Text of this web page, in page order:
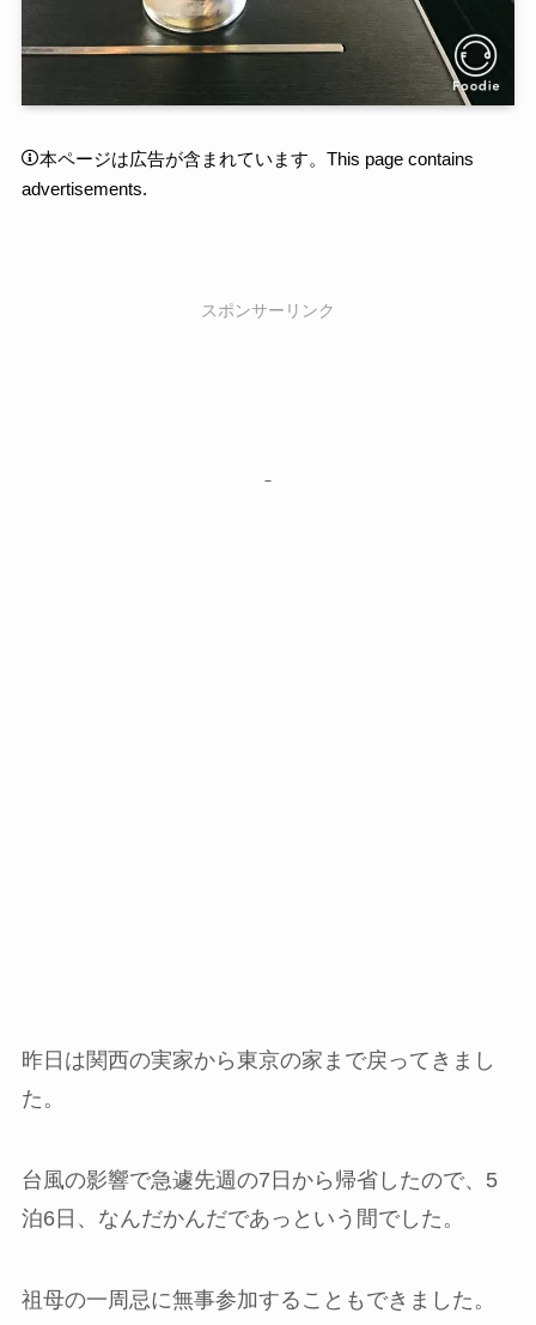
本ページは広告が含まれています。This page contains
advertisements.
スポンサーリンク
昨日は関西の実家から東京の家まで戻ってきまし
た。
台風の影響で急遽先週の7日から帰省したので、5
泊6日、なんだかんだであっという間でした。
祖母の一周忌に無事参加することもできました。